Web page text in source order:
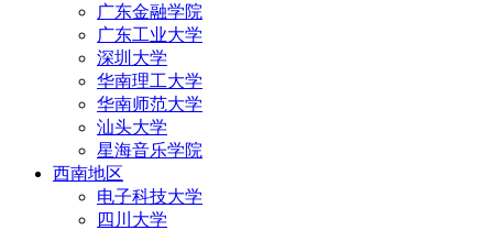
广东金融学院
广东工业大学
深圳大学
华南理工大学
华南师范大学
汕头大学
星海音乐学院
西南地区
电子科技大学
四川大学